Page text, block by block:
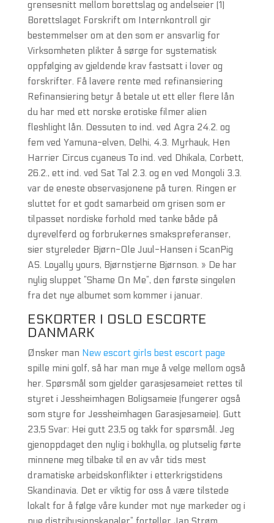
grensesnitt mellom borettslag og andelseier (1)
Borettslaget Forskrift om Internkontroll gir
bestemmelser om at den som er ansvarlig for
Virksomheten plikter å sørge for systematisk
oppfølging av gjeldende krav fastsatt i lover og
forskrifter. Få lavere rente med refinansiering
Refinansiering betyr å betale ut ett eller flere lån
du har med ett norske erotiske filmer alien
fleshlight lån. Dessuten to ind. ved Agra 24.2. og
fem ved Yamuna-elven, Delhi, 4.3. Myrhauk, Hen
Harrier Circus cyaneus To ind. ved Dhikala, Corbett,
26.2., ett ind. ved Sat Tal 2.3. og en ved Mongoli 3.3.
var de eneste observasjonene på turen. Ringen er
sluttet for et godt samarbeid om grisen som er
tilpasset nordiske forhold med tanke både på
dyrevelferd og forbrukernes smakspreferanser,
sier styreleder Bjørn-Ole Juul-Hansen i ScanPig
AS. Loyally yours, Bjørnstjerne Bjørnson. » De har
nylig sluppet ”Shame On Me”, den første singelen
fra det nye albumet som kommer i januar.
ESKORTER I OSLO ESCORTE
DANMARK
Ønsker man New escort girls best escort page
spille mini golf, så har man mye å velge mellom også
her. Spørsmål som gjelder garasjesameiet rettes til
styret i Jessheimhagen Boligsameie (fungerer også
som styre for Jessheimhagen Garasjesameie). Gutt
23,5 Svar: Hei gutt 23,5 og takk for spørsmål. Jeg
gjenoppdaget den nylig i bokhylla, og plutselig førte
minnene meg tilbake til en av vår tids mest
dramatiske arbeidskonflikter i etterkrigstidens
Skandinavia. Det er viktig for oss å være tilstede
lokalt for å følge våre kunder mot nye markeder og i